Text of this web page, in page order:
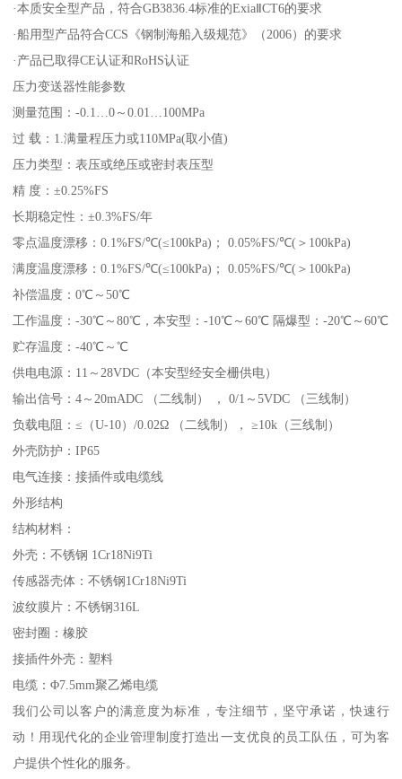
·本质安全型产品，符合GB3836.4标准的ExiaⅡCT6的要求
·船用型产品符合CCS《钢制海船入级规范》（2006）的要求
·产品已取得CE认证和RoHS认证
压力变送器性能参数
测量范围：-0.1…0～0.01…100MPa
过 载：1.满量程压力或110MPa(取小值)
压力类型：表压或绝压或密封表压型
精 度：±0.25%FS
长期稳定性：±0.3%FS/年
零点温度漂移：0.1%FS/℃(≤100kPa)； 0.05%FS/℃(＞100kPa)
满度温度漂移：0.1%FS/℃(≤100kPa)； 0.05%FS/℃(＞100kPa)
补偿温度：0℃～50℃
工作温度：-30℃～80℃，本安型：-10℃～60℃ 隔爆型：-20℃～60℃
贮存温度：-40℃～℃
供电电源：11～28VDC（本安型经安全栅供电）
输出信号：4～20mADC （二线制） ， 0/1～5VDC （三线制）
负载电阻：≤（U-10）/0.02Ω （二线制）， ≥10k（三线制）
外壳防护：IP65
电气连接：接插件或电缆线
外形结构
结构材料：
外壳：不锈钢 1Cr18Ni9Ti
传感器壳体：不锈钢1Cr18Ni9Ti
波纹膜片：不锈钢316L
密封圈：橡胶
接插件外壳：塑料
电缆：Φ7.5mm聚乙烯电缆
我们公司以客户的满意度为标准，专注细节，坚守承诺，快速行
动！用现代化的企业管理制度打造出一支优良的员工队伍，可为客
户提供个性化的服务。